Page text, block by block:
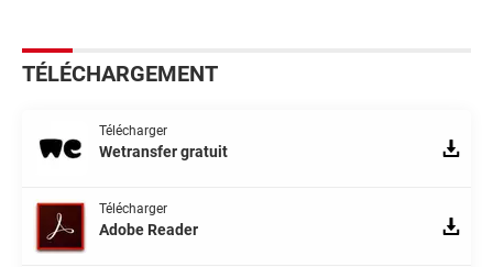
TÉLÉCHARGEMENT
Télécharger
Wetransfer gratuit
Télécharger
Adobe Reader